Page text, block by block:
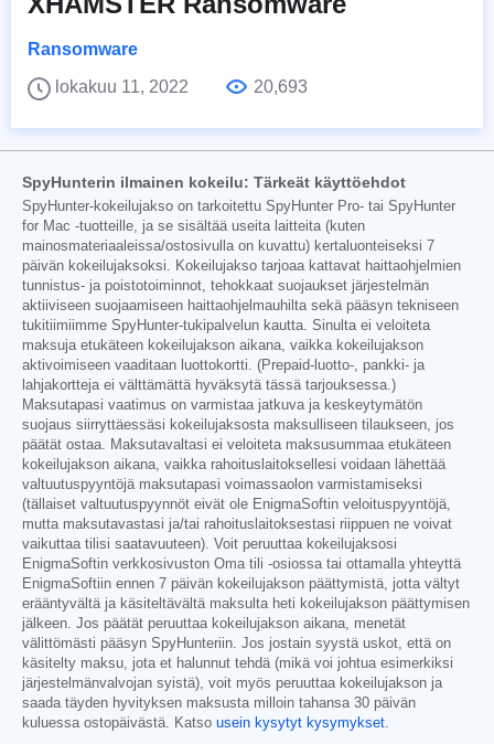
Ransomware
lokakuu 11, 2022
20,693
SpyHunterin ilmainen kokeilu: Tärkeät käyttöehdot
SpyHunter-kokeilujakso on tarkoitettu SpyHunter Pro- tai SpyHunter
for Mac -tuotteille, ja se sisältää useita laitteita (kuten
mainosmateriaaleissa/ostosivulla on kuvattu) kertaluonteiseksi 7
päivän kokeilujaksoksi. Kokeilujakso tarjoaa kattavat haittaohjelmien
tunnistus- ja poistotoiminnot, tehokkaat suojaukset järjestelmän
aktiiviseen suojaamiseen haittaohjelmauhilta sekä pääsyn tekniseen
tukitiimiimme SpyHunter-tukipalvelun kautta. Sinulta ei veloiteta
maksuja etukäteen kokeilujakson aikana, vaikka kokeilujakson
aktivoimiseen vaaditaan luottokortti. (Prepaid-luotto-, pankki- ja
lahjakortteja ei välttämättä hyväksytä tässä tarjouksessa.)
Maksutapasi vaatimus on varmistaa jatkuva ja keskeytymätön
suojaus siirryttäessäsi kokeilujaksosta maksulliseen tilaukseen, jos
päätät ostaa. Maksutavaltasi ei veloiteta maksusummaa etukäteen
kokeilujakson aikana, vaikka rahoituslaitoksellesi voidaan lähettää
valtuutuspyyntöjä maksutapasi voimassaolon varmistamiseksi
(tällaiset valtuutuspyynnöt eivät ole EnigmaSoftin veloituspyyntöjä,
mutta maksutavastasi ja/tai rahoituslaitoksestasi riippuen ne voivat
vaikuttaa tilisi saatavuuteen). Voit peruuttaa kokeilujaksosi
EnigmaSoftin verkkosivuston Oma tili -osiossa tai ottamalla yhteyttä
EnigmaSoftiin ennen 7 päivän kokeilujakson päättymistä, jotta vältyt
erääntyvältä ja käsiteltävältä maksulta heti kokeilujakson päättymisen
jälkeen. Jos päätät peruuttaa kokeilujakson aikana, menetät
välittömästi pääsyn SpyHunteriin. Jos jostain syystä uskot, että on
käsitelty maksu, jota et halunnut tehdä (mikä voi johtua esimerkiksi
järjestelmänvalvojan syistä), voit myös peruuttaa kokeilujakson ja
saada täyden hyvityksen maksusta milloin tahansa 30 päivän
kuluessa ostopäivästä. Katso usein kysytyt kysymykset.